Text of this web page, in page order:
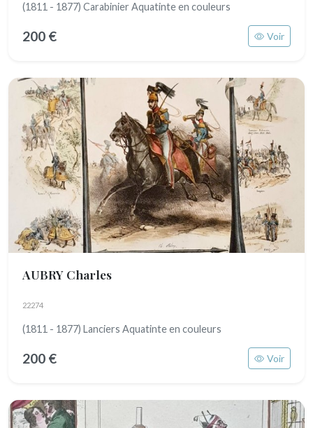
(1811 - 1877) Carabinier Aquatinte en couleurs
200 € Voir
AUBRY Charles
22274
(1811 - 1877) Lanciers Aquatinte en couleurs
200 € Voir